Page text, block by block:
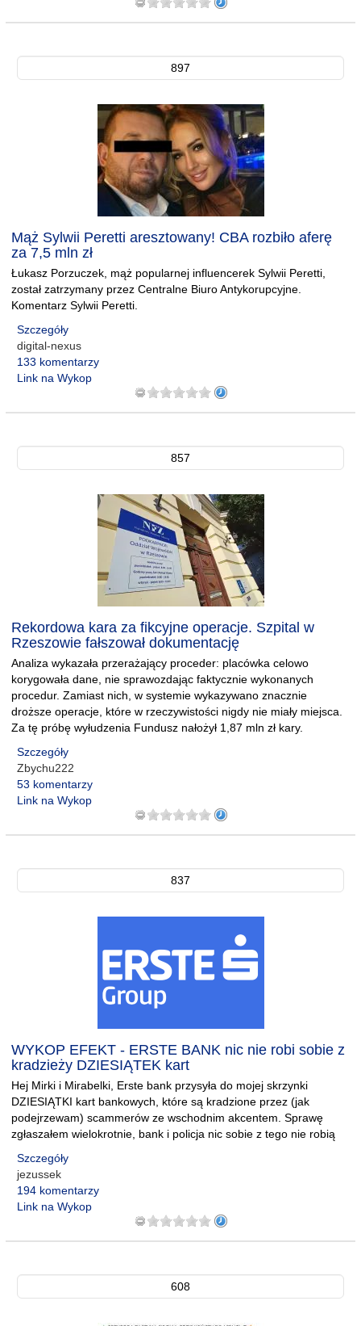
897
Mąż Sylwii Peretti aresztowany! CBA rozbiło aferę
za 7,5 mln zł
Łukasz Porzuczek, mąż popularnej influencerek Sylwii Peretti,
został zatrzymany przez Centralne Biuro Antykorupcyjne.
Komentarz Sylwii Peretti.
Szczegóły
digital-nexus
133 komentarzy
Link na Wykop
857
Rekordowa kara za fikcyjne operacje. Szpital w
Rzeszowie fałszował dokumentację
Analiza wykazała przerażający proceder: placówka celowo
korygowała dane, nie sprawozdając faktycznie wykonanych
procedur. Zamiast nich, w systemie wykazywano znacznie
droższe operacje, które w rzeczywistości nigdy nie miały miejsca.
Za tę próbę wyłudzenia Fundusz nałożył 1,87 mln zł kary.
Szczegóły
Zbychu222
53 komentarzy
Link na Wykop
837
WYKOP EFEKT - ERSTE BANK nic nie robi sobie z
kradzieży DZIESIĄTEK kart
Hej Mirki i Mirabelki, Erste bank przysyła do mojej skrzynki
DZIESIĄTKI kart bankowych, które są kradzione przez (jak
podejrzewam) scammerów ze wschodnim akcentem. Sprawę
zgłaszałem wielokrotnie, bank i policja nic sobie z tego nie robią
Szczegóły
jezussek
194 komentarzy
Link na Wykop
608